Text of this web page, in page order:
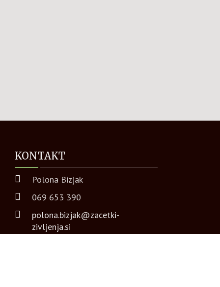
KONTAKT
Polona Bizjak
069 653 390
polona.bizjak@zacetki-
zivljenja.si